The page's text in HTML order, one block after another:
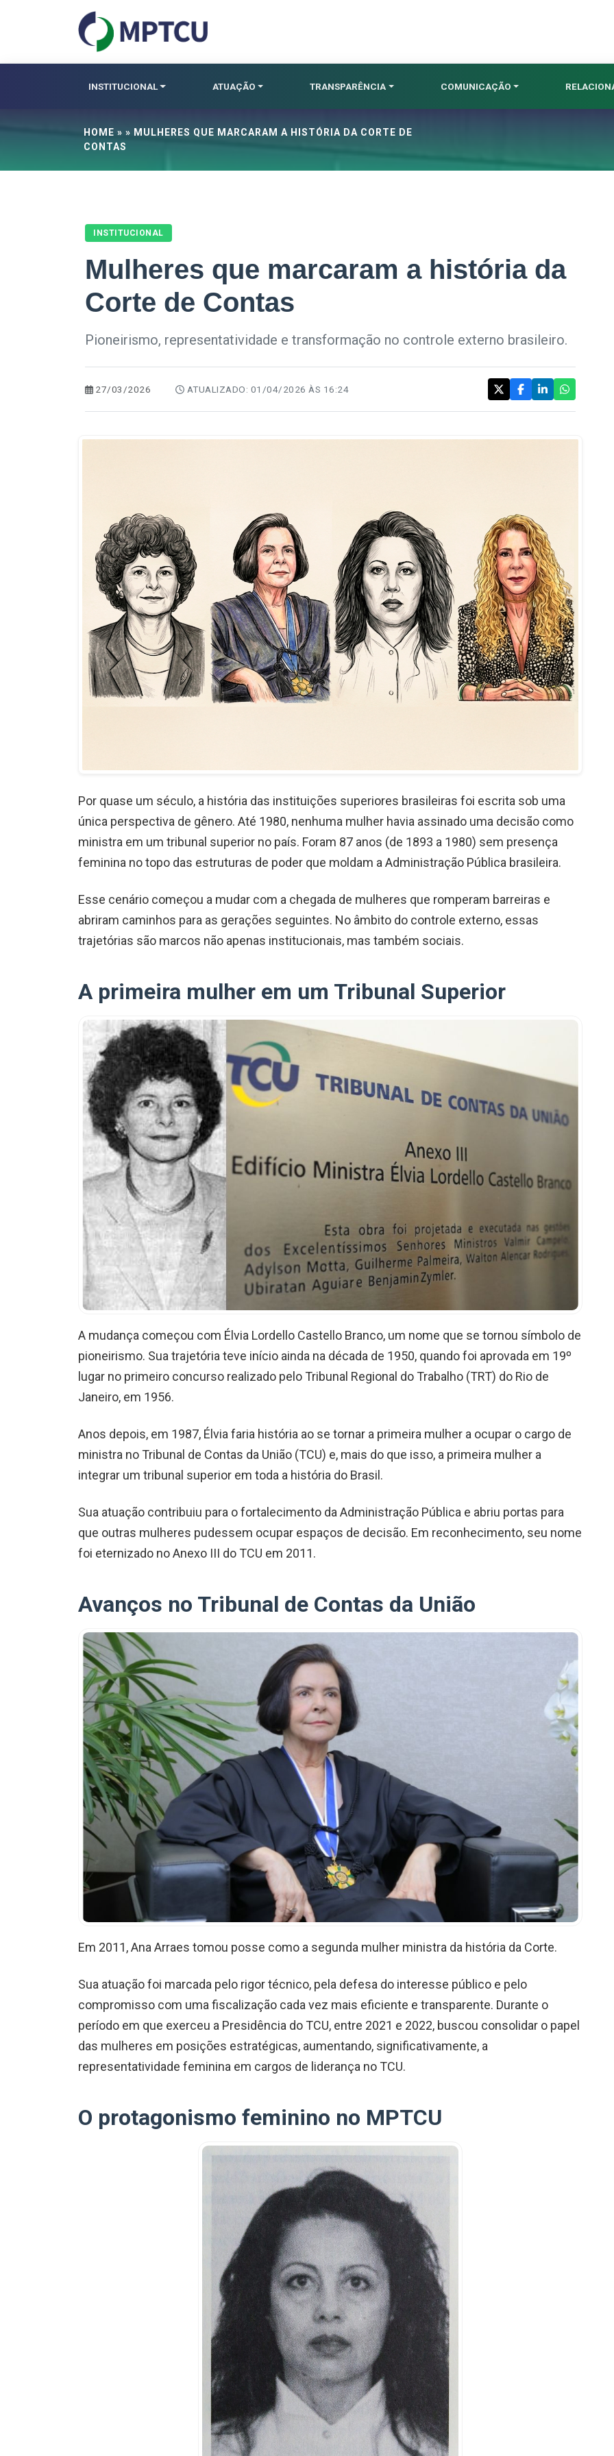
INSTITUCIONAL ATUAÇÃO TRANSPARÊNCIA COMUNICAÇÃO
HOME » » MULHERES QUE MARCARAM A HISTÓRIA DA CORTE DE
CONTAS
INSTITUCIONAL
Mulheres que marcaram a história da
Corte de Contas
Pioneirismo, representatividade e transformação no controle externo brasileiro.
27/03/2026 ATUALIZADO: 01/04/2026 ÀS 16:24
Por quase um século, a história das instituições superiores brasileiras foi escrita sob uma
única perspectiva de gênero. Até 1980, nenhuma mulher havia assinado uma decisão como
ministra em um tribunal superior no país. Foram 87 anos (de 1893 a 1980) sem presença
feminina no topo das estruturas de poder que moldam a Administração Pública brasileira.
Esse cenário começou a mudar com a chegada de mulheres que romperam barreiras e
abriram caminhos para as gerações seguintes. No âmbito do controle externo, essas
trajetórias são marcos não apenas institucionais, mas também sociais.
A primeira mulher em um Tribunal Superior
A mudança começou com Élvia Lordello Castello Branco, um nome que se tornou símbolo de
pioneirismo. Sua trajetória teve início ainda na década de 1950, quando foi aprovada em 19º
lugar no primeiro concurso realizado pelo Tribunal Regional do Trabalho (TRT) do Rio de
Janeiro, em 1956.
Anos depois, em 1987, Élvia faria história ao se tornar a primeira mulher a ocupar o cargo de
ministra no Tribunal de Contas da União (TCU) e, mais do que isso, a primeira mulher a
integrar um tribunal superior em toda a história do Brasil.
Sua atuação contribuiu para o fortalecimento da Administração Pública e abriu portas para
que outras mulheres pudessem ocupar espaços de decisão. Em reconhecimento, seu nome
foi eternizado no Anexo III do TCU em 2011.
Avanços no Tribunal de Contas da União
Em 2011, Ana Arraes tomou posse como a segunda mulher ministra da história da Corte.
Sua atuação foi marcada pelo rigor técnico, pela defesa do interesse público e pelo
compromisso com uma fiscalização cada vez mais eficiente e transparente. Durante o
período em que exerceu a Presidência do TCU, entre 2021 e 2022, buscou consolidar o papel
das mulheres em posições estratégicas, aumentando, significativamente, a
representatividade feminina em cargos de liderança no TCU.
O protagonismo feminino no MPTCU